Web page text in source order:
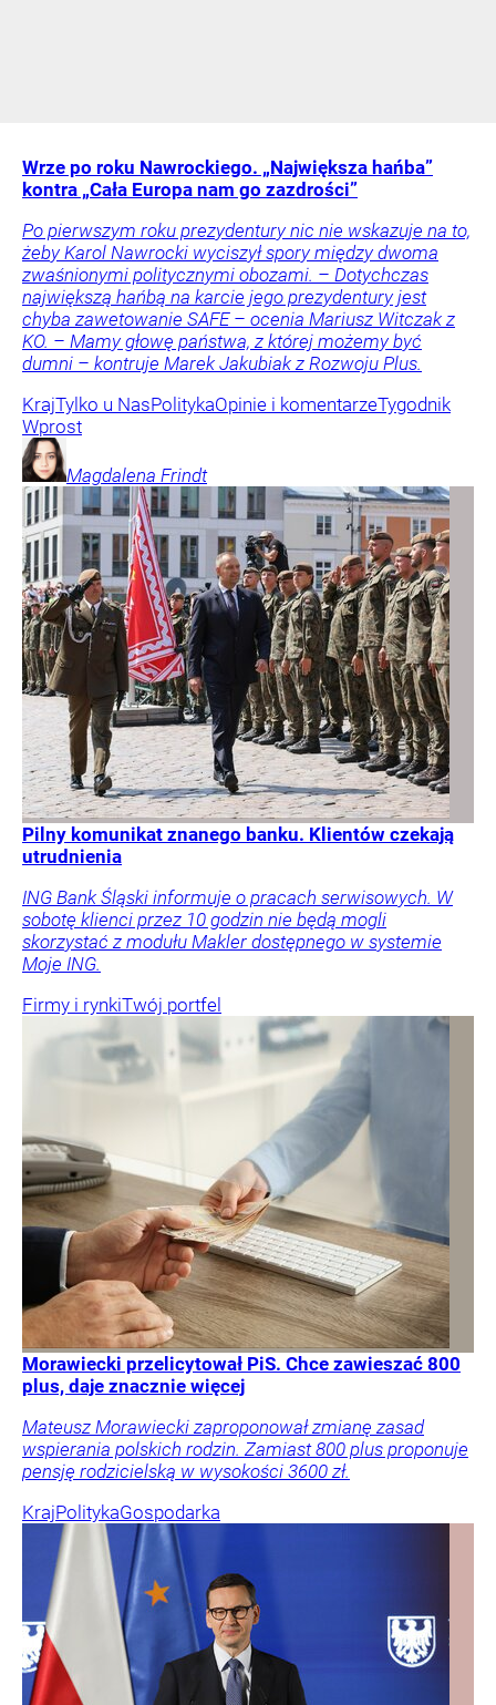
Wrze po roku Nawrockiego. „Największa hańba”
kontra „Cała Europa nam go zazdrości”
Po pierwszym roku prezydentury nic nie wskazuje na to,
żeby Karol Nawrocki wyciszył spory między dwoma
zwaśnionymi politycznymi obozami. – Dotychczas
największą hańbą na karcie jego prezydentury jest
chyba zawetowanie SAFE – ocenia Mariusz Witczak z
KO. – Mamy głowę państwa, z której możemy być
dumni – kontruje Marek Jakubiak z Rozwoju Plus.
KrajTylko u NasPolitykaOpinie i komentarzeTygodnik
Wprost
Magdalena Frindt
Pilny komunikat znanego banku. Klientów czekają
utrudnienia
ING Bank Śląski informuje o pracach serwisowych. W
sobotę klienci przez 10 godzin nie będą mogli
skorzystać z modułu Makler dostępnego w systemie
Moje ING.
Firmy i rynkiTwój portfel
Morawiecki przelicytował PiS. Chce zawieszać 800
plus, daje znacznie więcej
Mateusz Morawiecki zaproponował zmianę zasad
wspierania polskich rodzin. Zamiast 800 plus proponuje
pensję rodzicielską w wysokości 3600 zł.
KrajPolitykaGospodarka